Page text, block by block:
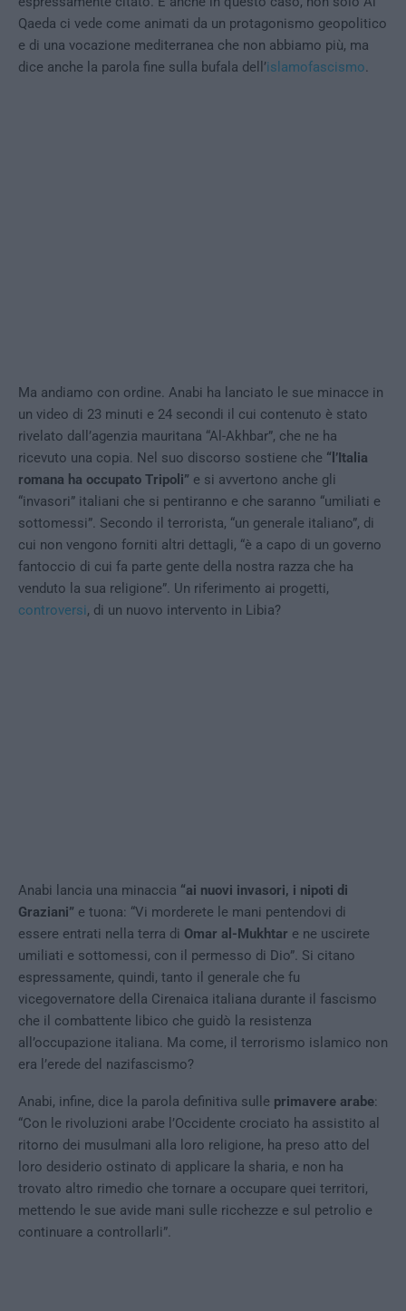
Qaeda ci vede come animati da un protagonismo geopolitico
e di una vocazione mediterranea che non abbiamo più, ma
dice anche la parola fine sulla bufala dell’islamofascismo.
Ma andiamo con ordine. Anabi ha lanciato le sue minacce in
un video di 23 minuti e 24 secondi il cui contenuto è stato
rivelato dall’agenzia mauritana “Al-Akhbar”, che ne ha
ricevuto una copia. Nel suo discorso sostiene che “l’Italia
romana ha occupato Tripoli” e si avvertono anche gli
“invasori” italiani che si pentiranno e che saranno “umiliati e
sottomessi”. Secondo il terrorista, “un generale italiano”, di
cui non vengono forniti altri dettagli, “è a capo di un governo
fantoccio di cui fa parte gente della nostra razza che ha
venduto la sua religione”. Un riferimento ai progetti,
controversi, di un nuovo intervento in Libia?
Anabi lancia una minaccia “ai nuovi invasori, i nipoti di
Graziani” e tuona: “Vi morderete le mani pentendovi di
essere entrati nella terra di Omar al-Mukhtar e ne uscirete
umiliati e sottomessi, con il permesso di Dio”. Si citano
espressamente, quindi, tanto il generale che fu
vicegovernatore della Cirenaica italiana durante il fascismo
che il combattente libico che guidò la resistenza
all’occupazione italiana. Ma come, il terrorismo islamico non
era l’erede del nazifascismo?
Anabi, infine, dice la parola definitiva sulle primavere arabe:
“Con le rivoluzioni arabe l’Occidente crociato ha assistito al
ritorno dei musulmani alla loro religione, ha preso atto del
loro desiderio ostinato di applicare la sharia, e non ha
trovato altro rimedio che tornare a occupare quei territori,
mettendo le sue avide mani sulle ricchezze e sul petrolio e
continuare a controllarli”.